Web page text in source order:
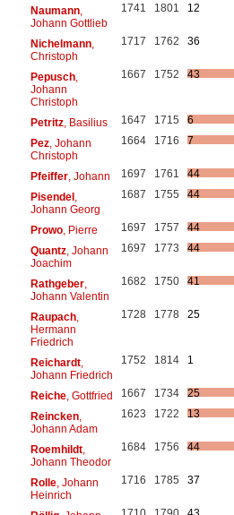
Naumann,
Johann Gottlieb
1741 1801 12
Nichelmann,
Christoph
1717 1762 36
Pepusch,
Johann
Christoph
1667 1752 43
Petritz, Basilius 1647 1715
6
Pez, Johann
Christoph
1664 1716 7
Pfeiffer, Johann 1697 1761
44
Pisendel,
Johann Georg
1687 1755 44
Prowo, Pierre 1697 1757
44
Quantz, Johann
Joachim
1697 1773 44
Rathgeber,
Johann Valentin
1682 1750 41
Raupach,
Hermann
Friedrich
1728 1778 25
Reichardt,
Johann Friedrich
1752 1814 1
Reiche, Gottfried 1667 1734
25
Reincken,
Johann Adam
1623 1722 13
Roemhildt,
Johann Theodor
1684 1756 44
Rolle, Johann
Heinrich
1716 1785 37